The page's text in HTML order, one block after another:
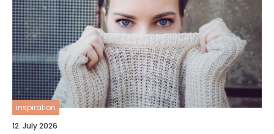
inspiration
12. July 2026